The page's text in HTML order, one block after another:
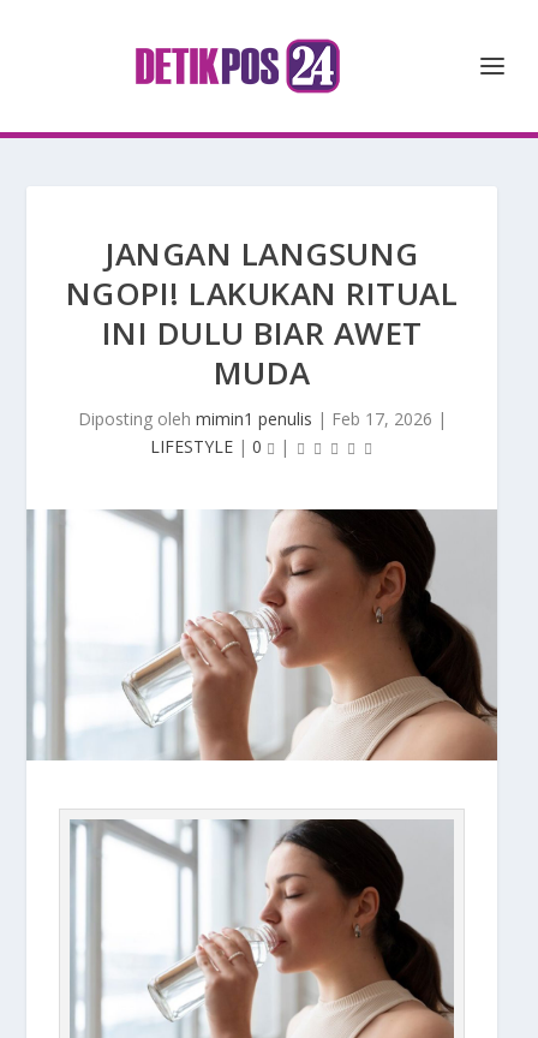
JANGAN LANGSUNG
NGOPI! LAKUKAN RITUAL
INI DULU BIAR AWET
MUDA
Diposting oleh mimin1 penulis | Feb 17, 2026 |
LIFESTYLE | 0 |